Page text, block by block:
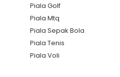
Piala Golf
Piala Mtq
Piala Sepak Bola
Piala Tenis
Piala Voli